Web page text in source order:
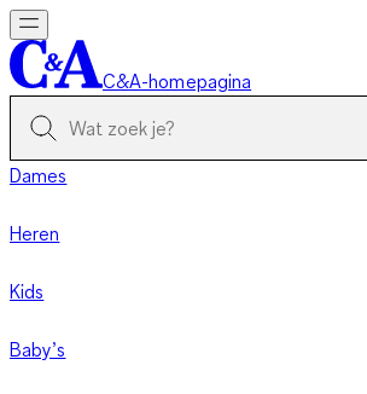
C&A-homepagina
Dames
Heren
Kids
Baby’s